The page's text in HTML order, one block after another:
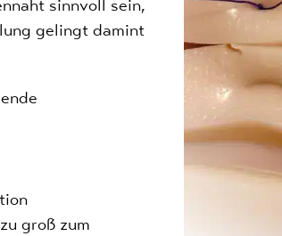
sinnvoll sein,
gelingt damint
groß zum